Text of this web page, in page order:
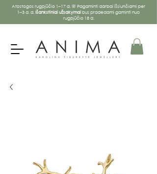
Atostogos rugpjūčio 1–17 d. 🌸 Pagaminti darbai išsiunčiami per
1–3 d. d.Išankstiniai užsakymaibus pradedami gaminti nuo
rugpjūčio 18 d.